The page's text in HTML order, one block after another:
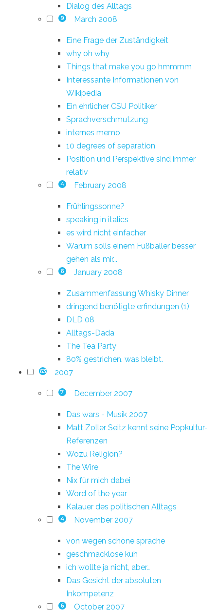
Dialog des Alltags
9 March 2008
Eine Frage der Zuständigkeit
why oh why
Things that make you go hmmmm
Interessante Informationen von
Wikipedia
Ein ehrlicher CSU Politiker
Sprachverschmutzung
internes memo
10 degrees of separation
Position und Perspektive sind immer
relativ
4 February 2008
Frühlingssonne?
speaking in italics
es wird nicht einfacher
Warum solls einem Fußballer besser
gehen als mir...
6 January 2008
Zusammenfassung Whisky Dinner
dringend benötigte erfindungen (1)
DLD 08
Alltags-Dada
The Tea Party
80% gestrichen. was bleibt.
63 2007
7 December 2007
Das wars - Musik 2007
Matt Zoller Seitz kennt seine Popkultur-
Referenzen
Wozu Religion?
The Wire
Nix für mich dabei
Word of the year
Kalauer des politischen Alltags
4 November 2007
von wegen schöne sprache
geschmacklose kuh
ich wollte ja nicht, aber…
Das Gesicht der absoluten
Inkompetenz
6 October 2007